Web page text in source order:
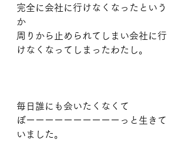
完全に会社に行けなくなったという
か
周りから止められてしまい会社に行
けなくなってしまったわたし。
毎日誰にも会いたくなくて
ぼーーーーーーーーーーっと生きて
いました。